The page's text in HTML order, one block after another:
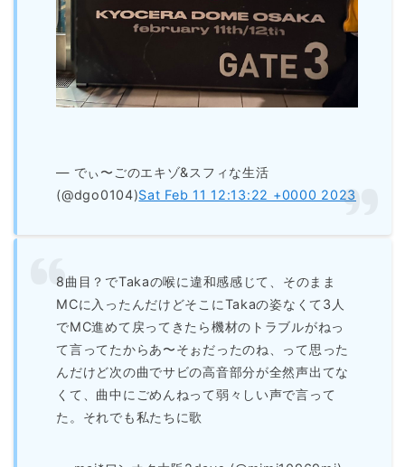
— でぃ〜ごのエキゾ&スフィな生活
(@dgo0104)Sat Feb 11 12:13:22 +0000 2023
8曲目？でTakaの喉に違和感感じて、そのまま
MCに入ったんだけどそこにTakaの姿なくて3人
でMC進めて戻ってきたら機材のトラブルがねっ
て言ってたからあ〜そぉだったのね、って思った
んだけど次の曲でサビの高音部分が全然声出てな
くて、曲中にごめんねって弱々しい声で言って
た。それでも私たちに歌